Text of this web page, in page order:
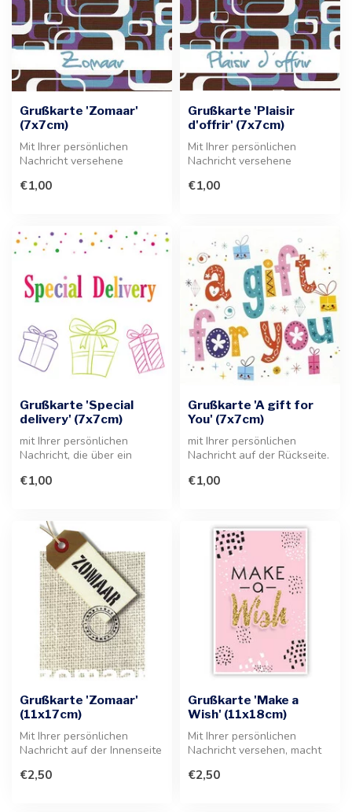
Grußkarte 'Zomaar'
(7x7cm)
Mit Ihrer persönlichen
Nachricht versehene
Karte wird dir...
€1,00
Grußkarte 'Plaisir
d'offrir' (7x7cm)
Mit Ihrer persönlichen
Nachricht versehene
Das ideal...
€1,00
Grußkarte 'Special
delivery' (7x7cm)
mit Ihrer persönlichen
Nachricht, die über ein
angebra...
€1,00
Grußkarte 'A gift for
You' (7x7cm)
mit Ihrer persönlichen
Nachricht auf der Rückseite.
im ...
€1,00
Grußkarte 'Zomaar'
(11x17cm)
Mit Ihrer persönlichen
Nachricht auf der Innenseite
€2,50
Grußkarte 'Make a
Wish' (11x18cm)
Mit Ihrer persönlichen
Nachricht versehen, macht
Geschenk ...
€2,50